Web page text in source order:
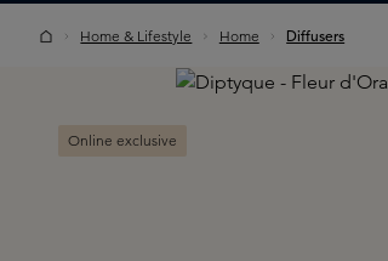
Home & Lifestyle Home Diffusers
Online exclusive